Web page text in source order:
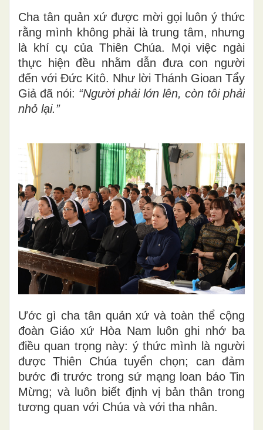
Cha tân quản xứ được mời gọi luôn ý thức
rằng mình không phải là trung tâm, nhưng
là khí cụ của Thiên Chúa. Mọi việc ngài
thực hiện đều nhằm dẫn đưa con người
đến với Đức Kitô. Như lời Thánh Gioan Tẩy
Giả đã nói: “Người phải lớn lên, còn tôi phải
nhỏ lại.”
Ước gì cha tân quản xứ và toàn thể cộng
đoàn Giáo xứ Hòa Nam luôn ghi nhớ ba
điều quan trọng này: ý thức mình là người
được Thiên Chúa tuyển chọn; can đảm
bước đi trước trong sứ mạng loan báo Tin
Mừng; và luôn biết định vị bản thân trong
tương quan với Chúa và với tha nhân.